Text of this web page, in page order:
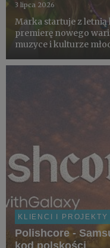
3 lipca 2026
Marka startuje z letnią
premierę nowego
muzyce i kulturze
współprace z
KLIENCI I PROJEKTY
Polishcore -
kod polskości